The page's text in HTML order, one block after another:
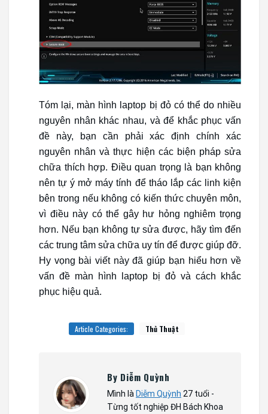
Tóm lại, màn hình laptop bị đỏ có thể do nhiều
nguyên nhân khác nhau, và để khắc phục vấn
đề này, bạn cần phải xác định chính xác
nguyên nhân và thực hiện các biện pháp sửa
chữa thích hợp. Điều quan trọng là bạn không
nên tự ý mở máy tính để tháo lắp các linh kiện
bên trong nếu không có kiến thức chuyên môn,
vì điều này có thể gây hư hỏng nghiêm trọng
hơn. Nếu bạn không tự sửa được, hãy tìm đến
các trung tâm sửa chữa uy tín để được giúp đỡ.
Hy vọng bài viết này đã giúp bạn hiểu hơn về
vấn đề màn hình laptop bị đỏ và cách khắc
phục hiệu quả.
Article Categories: Thủ Thuật
By Diễm Quỳnh
Mình là Diễm Quỳnh 27 tuổi -
Từng tốt nghiệp ĐH Bách Khoa